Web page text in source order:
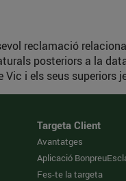
reclamació
posteriors a la
i els seus superiors
Targeta Client
Avantatges
Aplicació
Fes-te la targeta